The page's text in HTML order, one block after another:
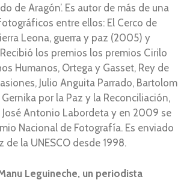
de Aragón’. Es autor de más de una
entre ellos: El Cerco de
Leona, guerra y paz (2005) y
los premios los premios Cirilo
Humanos, Ortega y Gasset, Rey de
Julio Anguita Parrado, Bartolom
Gernika por la Paz y la Reconciliación,
José Antonio Labordeta y en 2009 se
Nacional de Fotografía. Es enviado
de la UNESCO desde 1998.
Leguineche, un periodista